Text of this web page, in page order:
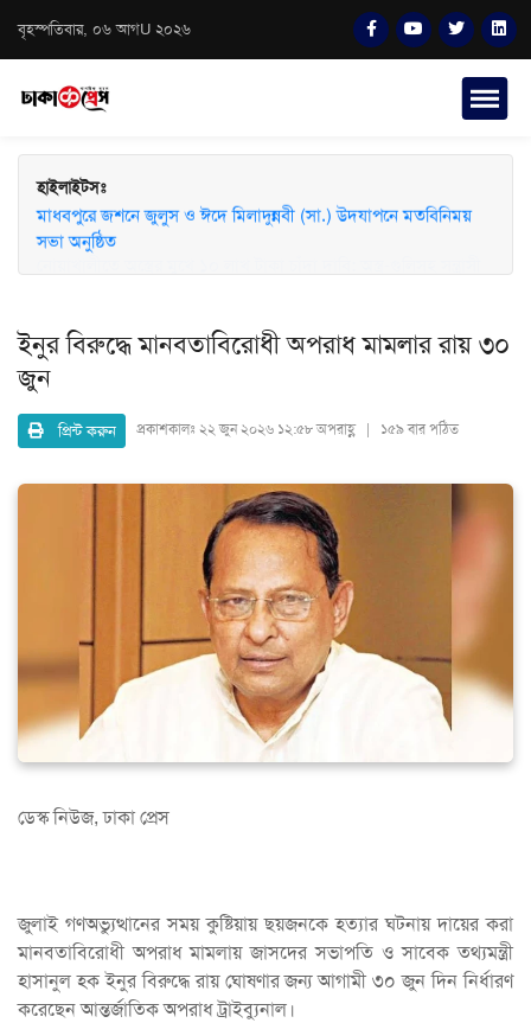
বৃহস্পতিবার, ০৬ আগU ২০২৬
হাইলাইটসঃ
মাধবপুরে জশনে জুলুস ও ঈদে মিলাদুন্নবী (সা.) উদযাপনে মতবিনিময়
সভা অনুষ্ঠিত
ইনুর বিরুদ্ধে মানবতাবিরোধী অপরাধ মামলার রায় ৩০
জুন
প্রিন্ট করুন প্রকাশকালঃ ২২ জুন ২০২৬ ১২:৫৮ অপরাহ্ণ | ১৫৯ বার পঠিত
ডেস্ক নিউজ, ঢাকা প্রেস
জুলাই গণঅভ্যুত্থানের সময় কুষ্টিয়ায় ছয়জনকে হত্যার ঘটনায় দায়ের করা
মানবতাবিরোধী অপরাধ মামলায় জাসদের সভাপতি ও সাবেক তথ্যমন্ত্রী
হাসানুল হক ইনুর বিরুদ্ধে রায় ঘোষণার জন্য আগামী ৩০ জুন দিন নির্ধারণ
করেছেন আন্তর্জাতিক অপরাধ ট্রাইব্যুনাল।